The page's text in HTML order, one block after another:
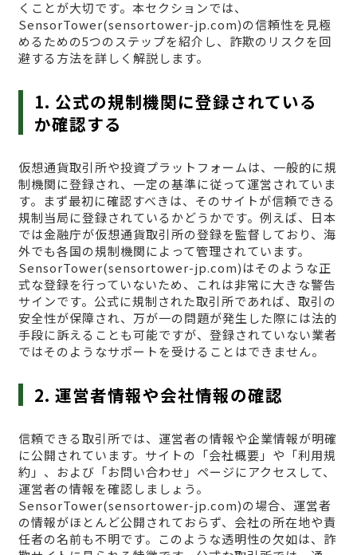
くことが大切です。本セクションでは、
SensorTower(sensortower-jp.com)の信頼性を見極
めるための5つのステップを紹介し、詐欺のリスクを回
避する方法を詳しく解説します。
1. 公式の規制機関に登録されている
か確認する
仮想通貨取引所や投資プラットフォームは、一般的に規
制機関に登録され、一定の基準に従って運営されていま
す。まず最初に確認すべきは、そのサイトが信頼できる
規制当局に登録されているかどうかです。例えば、日本
では金融庁が仮想通貨取引所の登録を監督しており、海
外でも各国の規制機関によって管理されています。
SensorTower(sensortower-jp.com)はそのような正
式な登録を行っていないため、これは非常に大きな警告
サインです。公式に規制された取引所であれば、取引の
安全性が保障され、万が一の問題が発生した際には法的
手段に訴えることも可能ですが、登録されていない業者
ではそのようなサポートを受けることはできません。
2. 運営者情報や会社情報の確認
信頼できる取引所では、運営者の情報や企業情報が明確
に公開されています。サイトの「会社概要」や「利用規
約」、および「お問い合わせ」ページにアクセスして、
運営者の情報を確認しましょう。
SensorTower(sensortower-jp.com)の場合、運営者
の情報がほとんど公開されておらず、会社の所在地や責
任者の名前も不明です。このような透明性の欠如は、詐